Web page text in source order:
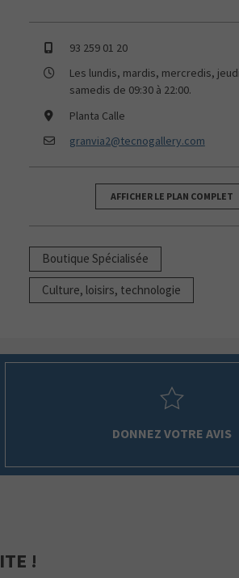
93 259 01 20
Les lundis, mardis, mercredis,
samedis de 09:30 à 22:00.
Planta Calle
granvia2@tecnogallery.com
AFFICHER LE PLAN COMPLET
Boutique Spécialisée
Culture, loisirs, technologie
DONNEZ VOTRE AVIS
!